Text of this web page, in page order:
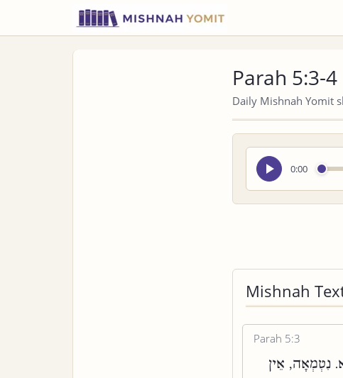
Parah 5:3-4
Daily Mishnah Yomit
0:00
Seek
audio
Mishnah
Parah 5:3
נִטְמְאָה, אֵין